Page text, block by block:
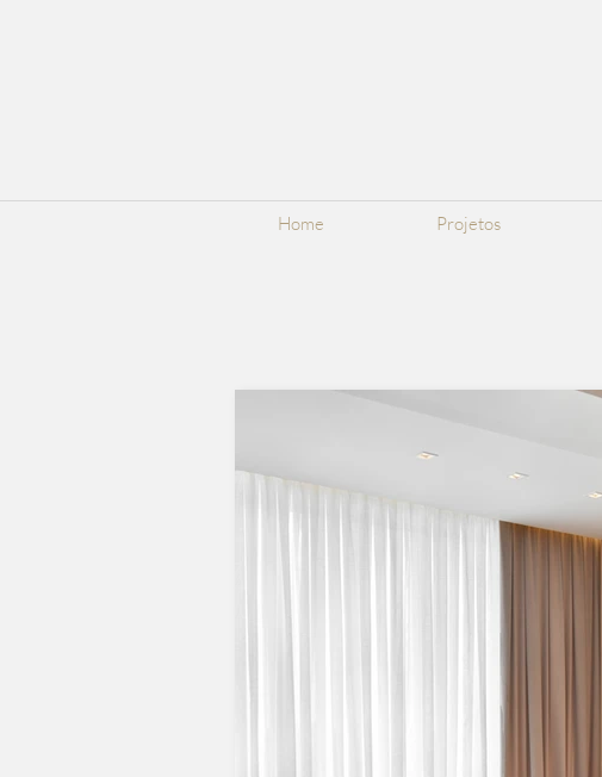
Home Projetos